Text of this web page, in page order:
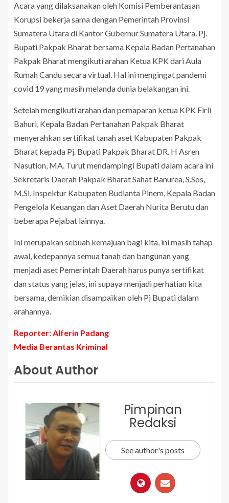
Acara yang dilaksanakan oleh Komisi Pemberantasan
Korupsi bekerja sama dengan Pemerintah Provinsi
Sumatera Utara di Kantor Gubernur Sumatera Utara. Pj.
Bupati Pakpak Bharat bersama Kepala Badan Pertanahan
Pakpak Bharat mengikuti arahan Ketua KPK dari Aula
Rumah Candu secara virtual. Hal ini mengingat pandemi
covid 19 yang masih melanda dunia belakangan ini.
Setelah mengikuti arahan dan pemaparan ketua KPK Firli
Bahuri, Kepala Badan Pertanahan Pakpak Bharat
menyerahkan sertifikat tanah aset Kabupaten Pakpak
Bharat kepada Pj. Bupati Pakpak Bharat DR. H Asren
Nasution, MA. Turut mendampingi Bupati dalam acara ini
Sekretaris Daerah Pakpak Bharat Sahat Banurea, S.Sos,
M.Si, Inspektur Kabupaten Budianta Pinem, Kepala Badan
Pengelola Keuangan dan Aset Daerah Nurita Berutu dan
beberapa Pejabat lainnya.
Ini merupakan sebuah kemajuan bagi kita, ini masih tahap
awal, kedepannya semua tanah dan bangunan yang
menjadi aset Pemerintah Daerah harus punya sertifikat
dan status yang jelas, ini supaya menjadi perhatian kita
bersama, demikian disampaikan oleh Pj Bupati dalam
arahannya.
Reporter: Alferin Padang
Media Berantas Kriminal
About Author
Pimpinan
Redaksi
See author's posts